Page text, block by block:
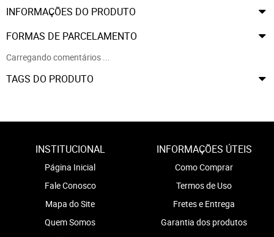
INFORMAÇÕES DO PRODUTO
FORMAS DE PARCELAMENTO
Carregando comentários ...
TAGS DO PRODUTO
INSTITUCIONAL
Página Inicial
Fale Conosco
Mapa do Site
Quem Somos
INFORMAÇÕES ÚTEIS
Como Comprar
Termos de Uso
Fretes e Entrega
Garantia dos produtos